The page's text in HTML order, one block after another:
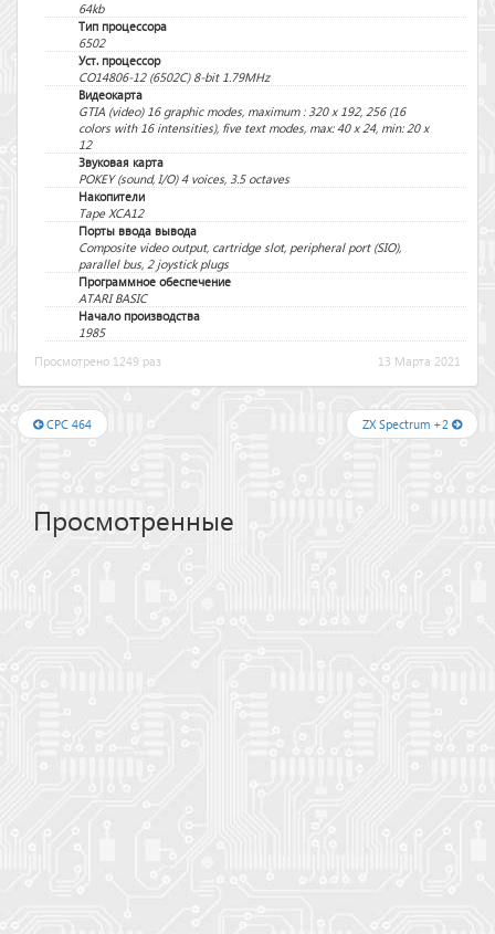
64kb
Тип процессора
6502
Уст. процессор
CO14806-12 (6502C) 8-bit 1.79MHz
Видеокарта
GTIA (video) 16 graphic modes, maximum : 320 x 192, 256 (16
colors with 16 intensities), five text modes, max: 40 x 24, min: 20 x
12
Звуковая карта
POKEY (sound, I/O) 4 voices, 3.5 octaves
Накопители
Tape XCA12
Порты ввода вывода
Composite video output, cartridge slot, peripheral port (SIO),
parallel bus, 2 joystick plugs
Программное обеспечение
ATARI BASIC
Начало производства
1985
Просмотрено 1249 раз
13 Марта 2021
CPC 464 ZX Spectrum +2
Просмотренные